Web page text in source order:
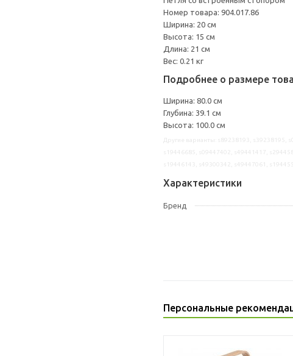
Номер товара: 904.017.86
Ширина: 20 см
Высота: 15 см
Длина: 21 см
Вес: 0.21 кг
Подробнее о размере
Ширина: 80.0 см
Глубина: 39.1 см
Высота: 100.0 см
Характеристики
Бренд
Персональные